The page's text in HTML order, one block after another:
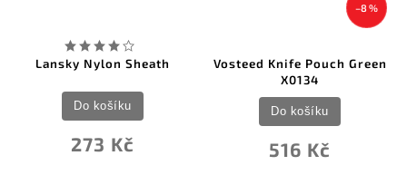
Lansky Nylon Sheath
273 Kč
Do košíku
–8 %
Vosteed Knife Pouch Green
X0134
516 Kč
Do košíku